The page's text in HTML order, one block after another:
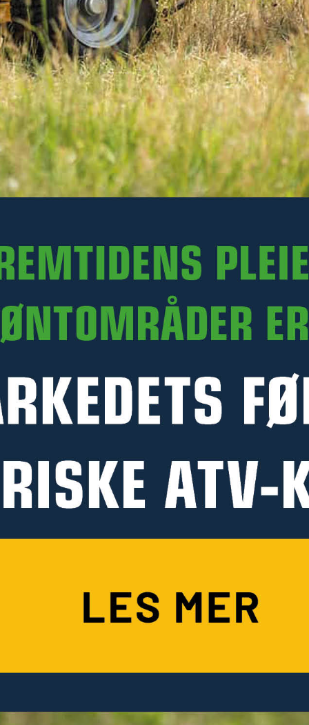
LEGG I HANDLEKURVEN
Art.nr. 23-TV07FL2PRO
Bestill med Click & collect og hent hos din forhandler. Kontakt
nærmeste forhandler –
klikk her
MANUALER
RELATERTE PRODUKTER
Støttesett for Skogsvogn
ATV, 4 stk. runde støtter
Forlenget baklem til
skogsvogn TV07PRO
1 290 kr
TILBEHØR TIL SKOGSVOGNER ATV